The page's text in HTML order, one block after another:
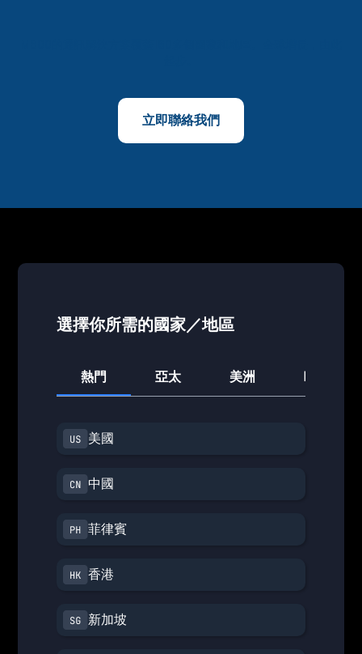
立即聯絡我們
選擇你所需的國家／地區
熱門 亞太 美洲 歐洲
美國
中國
菲律賓
香港
新加坡